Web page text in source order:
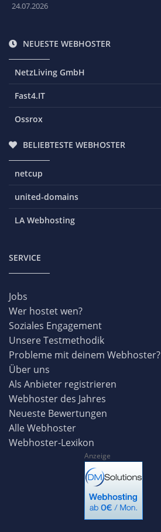
24.07.2026
NEUESTE WEBHOSTER
NetzLiving GmbH
Fast4.IT
Ossrox
BELIEBTESTE WEBHOSTER
netcup
united-domains
LA Webhosting
SERVICE
Jobs
Wer hostet wen?
Soziales Engagement
Unsere Testmethodik
Probleme mit deinem Webhoster?
Über uns
Als Anbieter registrieren
Webhoster des Jahres
Neueste Bewertungen
Alle Webhoster
Webhoster-Lexikon
Anzeige